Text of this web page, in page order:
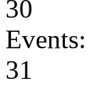
30
Events:
31